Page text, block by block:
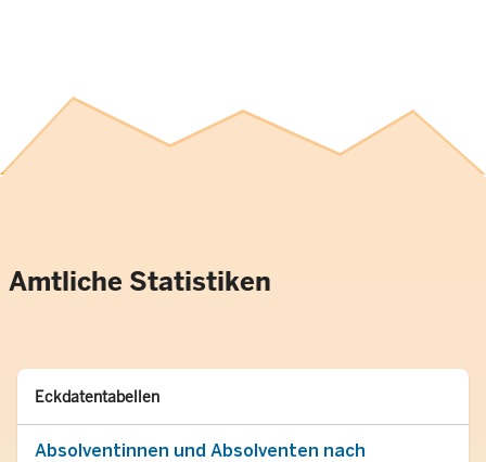
Amtliche Statistiken
Eckdatentabellen
Typ
Merken
Absolventinnen und Absolventen nach